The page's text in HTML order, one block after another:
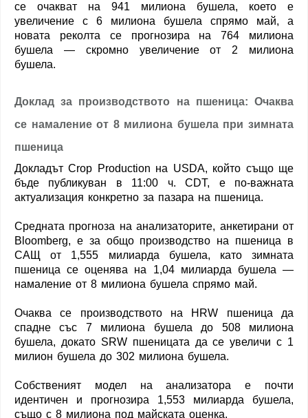
се очакват на 941 милиона бушела, което е
увеличение с 6 милиона бушела спрямо май, а
новата реколта се прогнозира на 764 милиона
бушела — скромно увеличение от 2 милиона
бушела.
Доклад за производството на пшеница: Очаква
се намаление от 8 милиона бушела при зимната
пшеница
Докладът Crop Production на USDA, който също ще
бъде публикуван в 11:00 ч. CDT, е по-важната
актуализация конкретно за пазара на пшеница.
Средната прогноза на анализаторите, анкетирани от
Bloomberg, е за общо производство на пшеница в
САЩ от 1,555 милиарда бушела, като зимната
пшеница се оценява на 1,04 милиарда бушела —
намаление от 8 милиона бушела спрямо май.
Очаква се производството на HRW пшеница да
спадне със 7 милиона бушела до 508 милиона
бушела, докато SRW пшеницата да се увеличи с 1
милион бушела до 302 милиона бушела.
Собственият модел на анализатора е почти
идентичен и прогнозира 1,553 милиарда бушела,
също с 8 милиона под майската оценка.